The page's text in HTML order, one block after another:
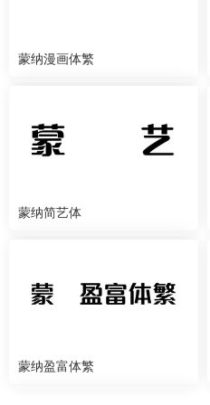
蒙纳漫画体繁
蒙纳简艺体
蒙纳盈富体繁